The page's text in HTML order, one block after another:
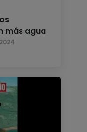
más agua